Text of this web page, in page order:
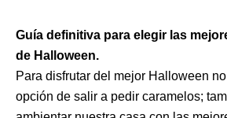
Guía definitiva para elegir las
de Halloween.
Para disfrutar del mejor Halloween
opción de salir a pedir caramelos;